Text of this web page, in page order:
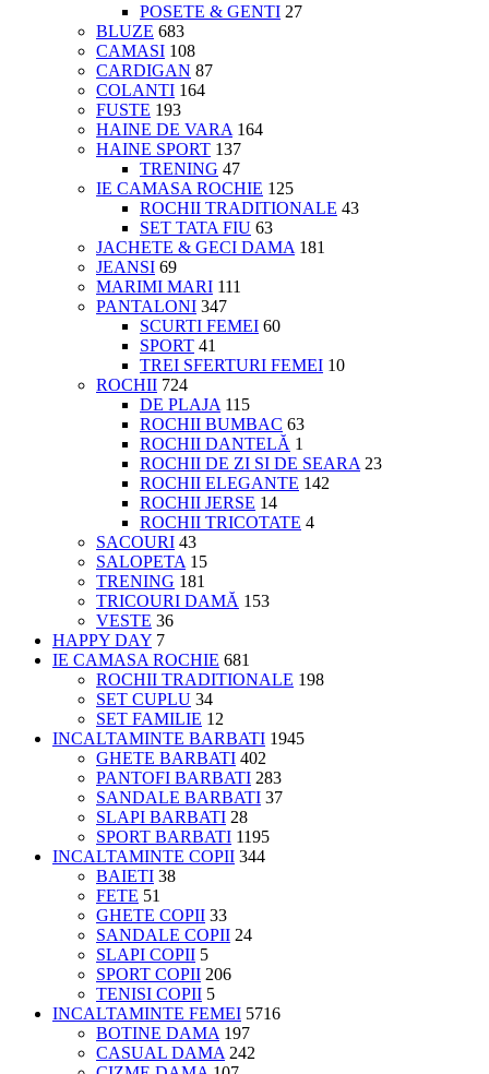
POSETE & GENTI 27
BLUZE 683
CAMASI 108
CARDIGAN 87
COLANTI 164
FUSTE 193
HAINE DE VARA 164
HAINE SPORT 137
TRENING 47
IE CAMASA ROCHIE 125
ROCHII TRADITIONALE 43
SET TATA FIU 63
JACHETE & GECI DAMA 181
JEANSI 69
MARIMI MARI 111
PANTALONI 347
SCURTI FEMEI 60
SPORT 41
TREI SFERTURI FEMEI 10
ROCHII 724
DE PLAJA 115
ROCHII BUMBAC 63
ROCHII DANTELĂ 1
ROCHII DE ZI SI DE SEARA 23
ROCHII ELEGANTE 142
ROCHII JERSE 14
ROCHII TRICOTATE 4
SACOURI 43
SALOPETA 15
TRENING 181
TRICOURI DAMĂ 153
VESTE 36
HAPPY DAY 7
IE CAMASA ROCHIE 681
ROCHII TRADITIONALE 198
SET CUPLU 34
SET FAMILIE 12
INCALTAMINTE BARBATI 1945
GHETE BARBATI 402
PANTOFI BARBATI 283
SANDALE BARBATI 37
SLAPI BARBATI 28
SPORT BARBATI 1195
INCALTAMINTE COPII 344
BAIETI 38
FETE 51
GHETE COPII 33
SANDALE COPII 24
SLAPI COPII 5
SPORT COPII 206
TENISI COPII 5
INCALTAMINTE FEMEI 5716
BOTINE DAMA 197
CASUAL DAMA 242